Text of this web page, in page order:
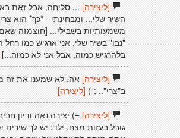
[ליצירה]... סליחה, אבל זאת
השיר שלי... ומבחינתי - *כך* הוא
משמעותיות בשבילי... [חוצמזה
"נבו" בשיר שלי, אני ארגיש כמו
בלהרגיש כמוה, אבל אני לא כמוה...]
[ליצירה]אה, לא שמענו את
ב"צרי".. ;-) [ליצירה]
[ליצירה]=) יצירה נאה ודיון
גובל בעזות מצח, ילד: יש לך